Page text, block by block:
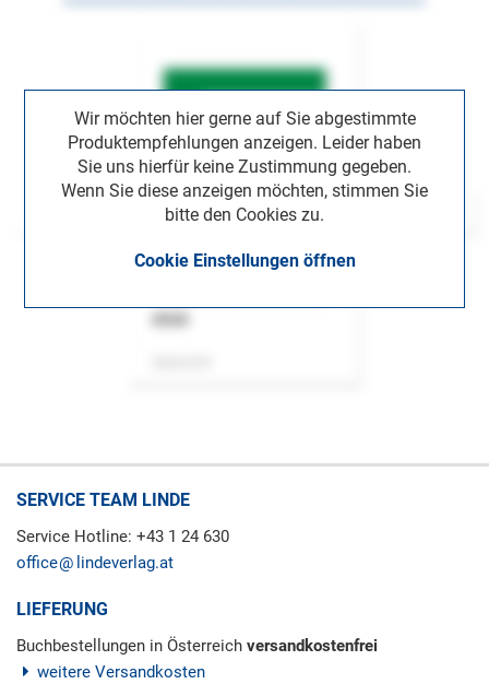
Wir möchten hier gerne auf Sie abgestimmte
Produktempfehlungen anzeigen. Leider haben
Sie uns hierfür keine Zustimmung gegeben.
Wenn Sie diese anzeigen möchten, stimmen Sie
bitte den Cookies zu.
Cookie Einstellungen öffnen
SERVICE TEAM LINDE
Service Hotline: +43 1 24 630
office
lindeverlag.at
LIEFERUNG
Buchbestellungen in Österreich versandkostenfrei
weitere Versandkosten